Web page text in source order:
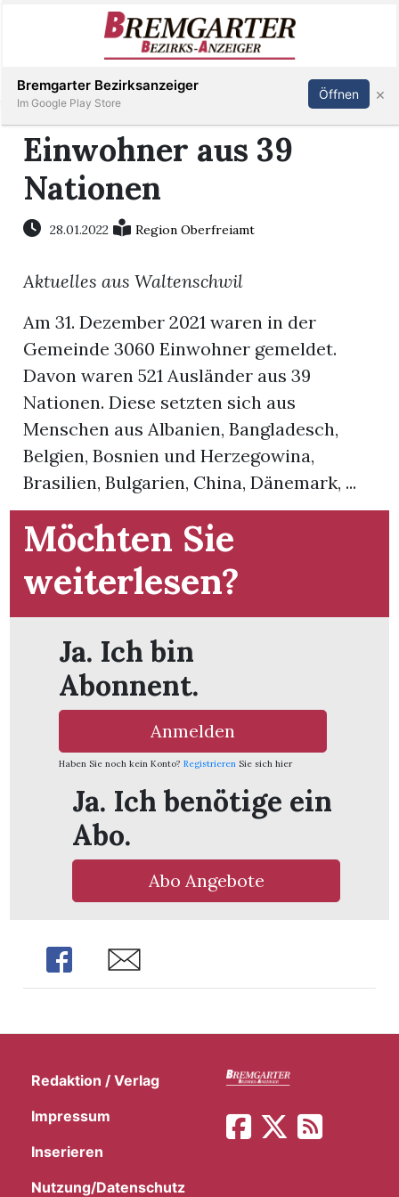
Immobilien
Veranstaltungen
Stellen
E-
Paper
Newsletter
Bremgarten
Inserieren Abonnieren Anmelden
Einwohner aus 39
Nationen
28.01.2022 Region Oberfreiamt
Aktuelles aus Waltenschwil
Am 31. Dezember 2021 waren in der
Gemeinde 3060 Einwohner gemeldet.
Davon waren 521 Ausländer aus 39
Nationen. Diese setzten sich aus
Menschen aus Albanien, Bangladesch,
Belgien, Bosnien und Herzegowina,
Brasilien, Bulgarien, China, Dänemark, ...
Möchten Sie
weiterlesen?
Ja. Ich bin
Abonnent.
Anmelden
Haben Sie noch kein Konto? Registrieren Sie sich hier
Ja. Ich benötige ein
Abo.
Abo Angebote
Share Share
Redaktion / Verlag
Impressum
Inserieren
Nutzung/Datenschutz
Bremgarter Bezirksanzeiger
Im Google Play Store
Öffnen ×